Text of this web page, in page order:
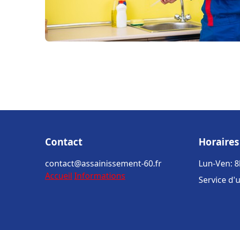
Contact
contact@assainissement-60.fr
Accueil Informations
Horaires
Lun-Ven:
Service